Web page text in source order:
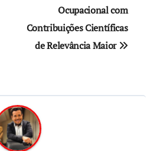
Ocupacional com
Contribuições Científicas
de Relevância Maior